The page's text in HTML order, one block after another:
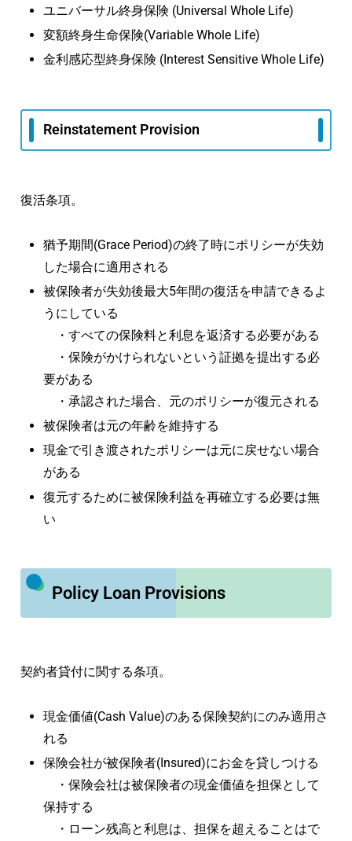
ユニバーサル終身保険 (Universal Whole Life)
変額終身生命保険(Variable Whole Life)
金利感応型終身保険 (Interest Sensitive Whole Life)
Reinstatement Provision
復活条項。
猶予期間(Grace Period)の終了時にポリシーが失効
した場合に適用される
被保険者が失効後最大5年間の復活を申請できるよ
うにしている
・すべての保険料と利息を返済する必要がある
・保険がかけられないという証拠を提出する必
要がある
・承認された場合、元のポリシーが復元される
被保険者は元の年齢を維持する
現金で引き渡されたポリシーは元に戻せない場合
がある
復元するために被保険利益を再確立する必要は無
い
Policy Loan Provisions
契約者貸付に関する条項。
現金価値(Cash Value)のある保険契約にのみ適用さ
れる
保険会社が被保険者(Insured)にお金を貸しつける
・保険会社は被保険者の現金価値を担保として
保持する
・ローン残高と利息は、担保を超えることはで